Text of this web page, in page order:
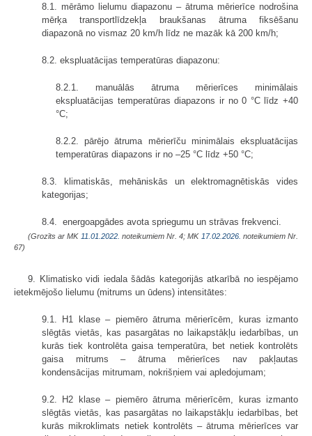
8.1. mērāmo lielumu diapazonu – ātruma mērierīce nodrošina
mērķa transportlīdzekļa braukšanas ātruma fiksēšanu
diapazonā no vismaz 20 km/h līdz ne mazāk kā 200 km/h;
8.2. ekspluatācijas temperatūras diapazonu:
8.2.1. manuālās ātruma mērierīces minimālais
ekspluatācijas temperatūras diapazons ir no 0 °C līdz +40
°C;
8.2.2. pārējo ātruma mērierīču minimālais ekspluatācijas
temperatūras diapazons ir no –25 °C līdz +50 °C;
8.3. klimatiskās, mehāniskās un elektromagnētiskās vides
kategorijas;
8.4. energoapgādes avota spriegumu un strāvas frekvenci.
(Grozīts ar MK 11.01.2022. noteikumiem Nr. 4; MK 17.02.2026. noteikumiem Nr.
67)
9. Klimatisko vidi iedala šādās kategorijās atkarībā no iespējamo
ietekmējošo lielumu (mitrums un ūdens) intensitātes:
9.1. H1 klase – piemēro ātruma mērierīcēm, kuras izmanto
slēgtās vietās, kas pasargātas no laikapstākļu iedarbības, un
kurās tiek kontrolēta gaisa temperatūra, bet netiek kontrolēts
gaisa mitrums – ātruma mērierīces nav pakļautas
kondensācijas mitrumam, nokrišņiem vai apledojumam;
9.2. H2 klase – piemēro ātruma mērierīcēm, kuras izmanto
slēgtās vietās, kas pasargātas no laikapstākļu iedarbības, bet
kurās mikroklimats netiek kontrolēts – ātruma mērierīces var